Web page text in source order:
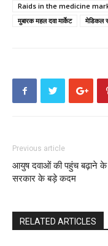
Raids in the medicine
मुबारक महल दवा मार्केट
मेडिकल
Previous article
आयुष दवाओं की पहुंच बढ़ाने के
सरकार के बड़े कदम
RELATED ARTICLES